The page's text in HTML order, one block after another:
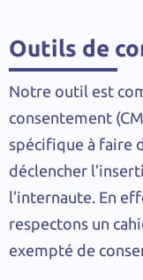
Outils de
Notre outil est
consentement
spécifique à faire
déclencher
l’internaute. En
respectons un
exempté de